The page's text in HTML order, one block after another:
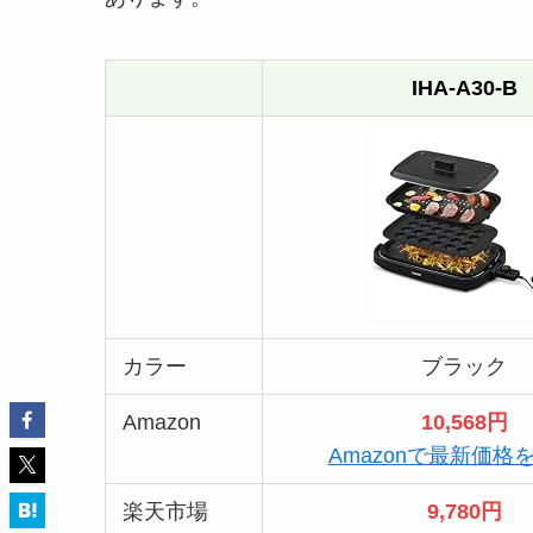
IHA-A30-B
カラー ブラック
Amazon
10,568円
Amazonで最新価格
楽天市場
9,780円